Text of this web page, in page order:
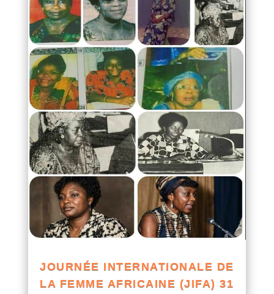
JOURNÉE INTERNATIONALE DE
LA FEMME AFRICAINE (JIFA) 31